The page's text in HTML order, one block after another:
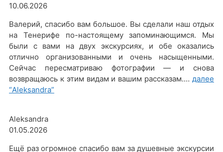
10.06.2026
Валерий, спасибо вам большое. Вы сделали наш отдых
на Тенерифе по-настоящему запоминающимся. Мы
были с вами на двух экскурсиях, и обе оказались
отлично организованными и очень насыщенными.
Сейчас пересматриваю фотографии — и снова
возвращаюсь к этим видам и вашим рассказам.… далее
“Aleksandra”
Aleksandra
01.05.2026
Ещё раз огромное спасибо вам за душевные экскурсии